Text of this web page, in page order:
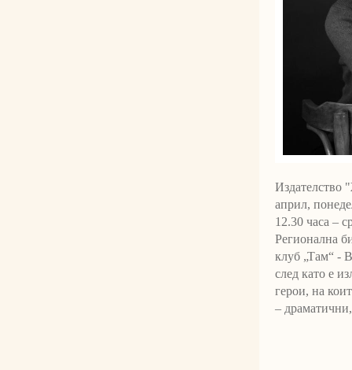
Издателство
април,
12.30 часа –
Регионална
клуб „Там“ -
след като е
герои, на
–